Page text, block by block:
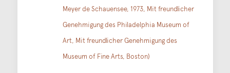
Meyer de Schauensee, 1973, Mit freundlicher
Genehmigung des Philadelphia Museum of
Art, Mit freundlicher Genehmigung des
Museum of Fine Arts, Boston)